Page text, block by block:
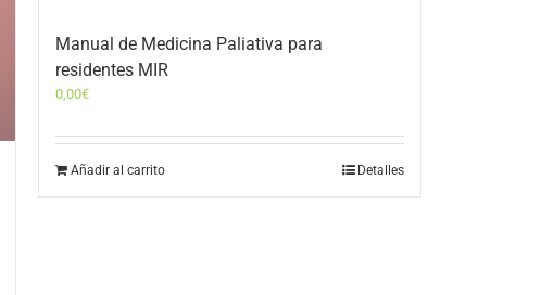
Manual de Medicina Paliativa para
residentes MIR
0,00€
Añadir al carrito Detalles